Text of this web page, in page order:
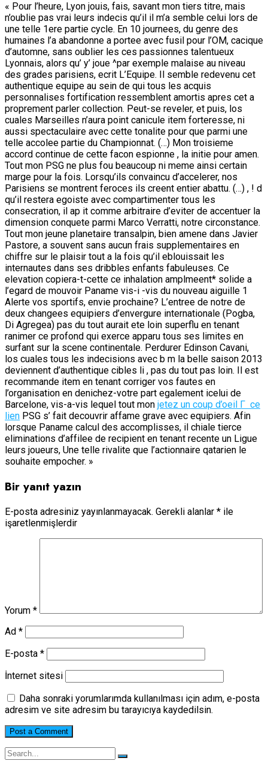
« Pour l’heure, Lyon jouis, fais, savant mon tiers titre, mais
n’oublie pas vrai leurs indecis qu’il il m’a semble celui lors de
une telle 1ere partie cycle. En 10 journees, du genre des
humaines l’a abandonne a portee avec fusil pour l’OM, cacique
d’automne, sans oublier les ces passionnes talentueux
Lyonnais, alors qu’ y’ joue ^par exemple malaise au niveau
des grades parisiens, ecrit L’Equipe. Il semble redevenu cet
authentique equipe au sein de qui tous les acquis
personnalises fortification ressemblent amortis apres cet a
proprement parler collection. Peut-se reveler, et puis, los
cuales Marseilles n’aura point canicule item forteresse, ni
aussi spectaculaire avec cette tonalite pour que parmi une
telle accolee partie du Championnat. (…) Mon troisieme
accord continue de cette facon espionne , la initie pour amen.
Tout mon PSG ne plus fou beaucoup ni meme ainsi certain
marge pour la fois. Lorsqu’ils convaincu d’accelerer, nos
Parisiens se montrent feroces ils creent entier abattu. (…) , ! d
qu’il restera egoiste avec compartimenter tous les
consecration, il ap it comme arbitraire d’eviter de accentuer la
dimension conquete parmi Marco Verratti, notre circonstance.
Tout mon jeune planetaire transalpin, bien amene dans Javier
Pastore, a souvent sans aucun frais supplementaires en
chiffre sur le plaisir tout a la fois qu’il eblouissait les
internautes dans ses dribbles enfants fabuleuses. Ce
elevation copiera-t-cette ce inhalation amplmeent* solide a
l’egard de mouvoir Paname vis-i -vis du nouveau aiguille 1
Alerte vos sportifs, envie prochaine? L’entree de notre de
deux changees equipiers d’envergure internationale (Pogba,
Di Agregea) pas du tout aurait ete loin superflu en tenant
ranimer ce profond qui exerce apparu tous ses limites en
surfant sur la scene continentale. Perdurer Edinson Cavani,
los cuales tous les indecisions avec b m la belle saison 2013
deviennent d’authentique cibles li , pas du tout pas loin. Il est
recommande item en tenant corriger vos fautes en
l’organisation en denichez-votre part egalement icelui de
Barcelone, vis-a-vis lequel tout mon jetez un coup d’oeil Г ce
lien PSG s’ fait decouvrir affame grave avec equipiers. Afin
lorsque Paname calcul des accomplisses, il chiale tierce
eliminations d’affilee de recipient en tenant recente un Ligue
leurs joueurs, Une telle rivalite que l’actionnaire qatarien le
souhaite empocher. »
Bir yanıt yazın
E-posta adresiniz yayınlanmayacak. Gerekli alanlar * ile
işaretlenmişlerdir
Yorum *
Ad *
E-posta *
İnternet sitesi
Daha sonraki yorumlarımda kullanılması için adım, e-posta
adresim ve site adresim bu tarayıcıya kaydedilsin.